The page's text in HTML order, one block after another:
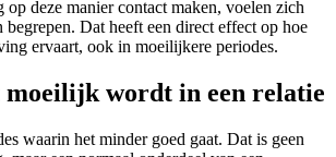
op deze manier contact maken, voelen zich
begrepen. Dat heeft een direct effect op hoe
ervaart, ook in moeilijkere periodes.
moeilijk wordt in een relatie
waarin het minder goed gaat. Dat is geen